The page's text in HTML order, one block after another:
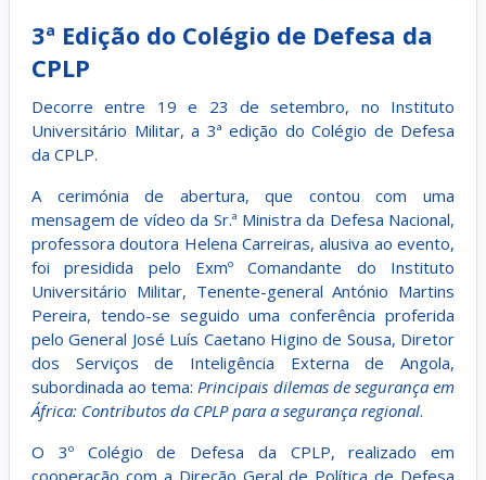
3ª Edição do Colégio de Defesa da
CPLP
Decorre entre 19 e 23 de setembro, no Instituto
Universitário Militar, a 3ª edição do Colégio de Defesa
da CPLP.
A cerimónia de abertura, que contou com uma
mensagem de vídeo da Sr.ª Ministra da Defesa Nacional,
professora doutora Helena Carreiras, alusiva ao evento,
foi presidida pelo Exmº Comandante do Instituto
Universitário Militar, Tenente-general António Martins
Pereira, tendo-se seguido uma conferência proferida
pelo General José Luís Caetano Higino de Sousa, Diretor
dos Serviços de Inteligência Externa de Angola,
subordinada ao tema: Principais dilemas de segurança em
África: Contributos da CPLP para a segurança regional.
O 3º Colégio de Defesa da CPLP, realizado em
cooperação com a Direção Geral de Política de Defesa